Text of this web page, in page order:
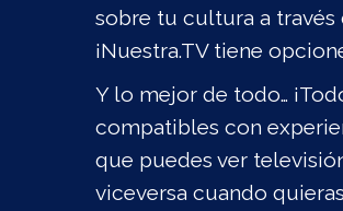
sobre tu cultura a través
¡Nuestra.TV tiene
Y lo mejor de todo…
compatibles con
que puedes ver
viceversa cuando